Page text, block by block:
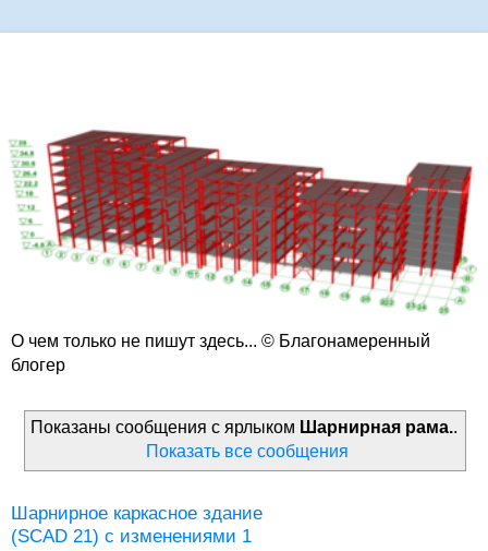
О чем только не пишут здесь... © Благонамеренный
блогер
Показаны сообщения с ярлыком Шарнирная рама..
Показать все сообщения
Шарнирное каркасное здание
(SCAD 21) с изменениями 1